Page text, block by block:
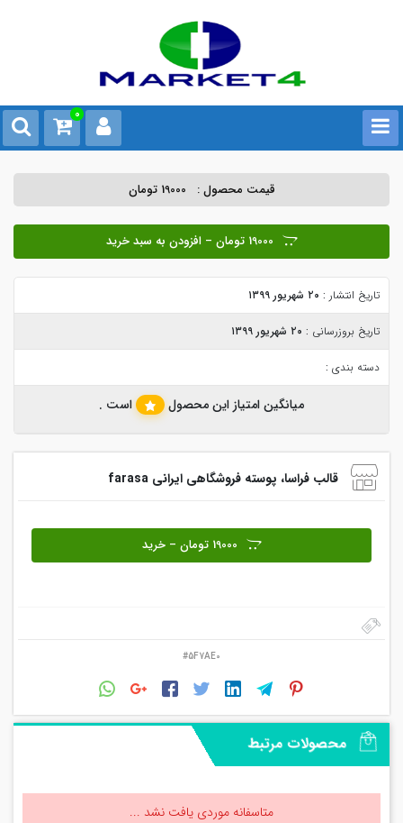
0
قیمت محصول : 19000 تومان
19000 تومان – افزودن به سبد خرید
تاریخ انتشار : ۲۰ شهریور ۱۳۹۹
تاریخ بروزرسانی : ۲۰ شهریور ۱۳۹۹
دسته بندی :
میانگین امتیاز این محصول است .
قالب فراسا، پوسته فروشگاهی ایرانی farasa
19000 تومان – خرید
#5F7AE0
محصولات مرتبط
متاسفانه موردی یافت نشد ...